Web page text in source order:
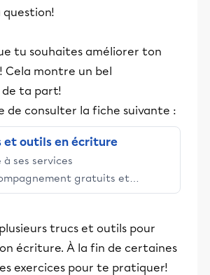
tu souhaites améliorer ton
Cela montre un bel
ta part!
de consulter la fiche suivante :
et outils en écriture
à ses services
gratuits et
Alloprof engage les élèves
trucs et outils pour
écriture. À la fin de certaines
exercices pour te pratiquer!